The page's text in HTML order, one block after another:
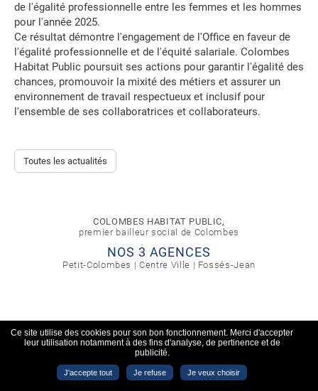
de l'égalité professionnelle entre les femmes et les hommes
pour l'année 2025.
Ce résultat démontre l'engagement de l'Office en faveur de
l'égalité professionnelle et de l'équité salariale. Colombes
Habitat Public poursuit ses actions pour garantir l'égalité des
chances, promouvoir la mixité des métiers et assurer un
environnement de travail respectueux et inclusif pour
l'ensemble de ses collaboratrices et collaborateurs.
Toutes les actualités
COLOMBES HABITAT PUBLIC,
premier bailleur social de Colombes
NOS 3 AGENCES
Petit-Colombes |Centre Ville | Fossés-Jean
Ce site utilise des cookies pour son bon fonctionnement. Merci d'accepter
leur utilisation notamment à des fins d'analyse, de pertinence et de
publicité.
J'accepte tout Je refuse Je veux choisir